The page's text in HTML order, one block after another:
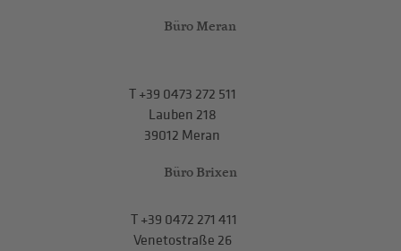
Büro Meran
T+39 0473 272 511
Lauben 218
39012 Meran
Büro Brixen
T+39 0472 271 411
Venetostraße 26